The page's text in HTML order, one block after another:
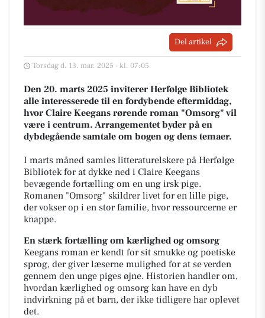
Del artikel
Torsdag d. 13. mar. 2025 - kl. 07:05
Den 20. marts 2025 inviterer Herfølge Bibliotek
alle interesserede til en fordybende eftermiddag,
hvor Claire Keegans rørende roman "Omsorg" vil
være i centrum. Arrangementet byder på en
dybdegående samtale om bogen og dens temaer.
I marts måned samles litteraturelskere på Herfølge
Bibliotek for at dykke ned i Claire Keegans
bevægende fortælling om en ung irsk pige.
Romanen "Omsorg" skildrer livet for en lille pige,
der vokser op i en stor familie, hvor ressourcerne er
knappe.
En stærk fortælling om kærlighed og omsorg
Keegans roman er kendt for sit smukke og poetiske
sprog, der giver læserne mulighed for at se verden
gennem den unge piges øjne. Historien handler om,
hvordan kærlighed og omsorg kan have en dyb
indvirkning på et barn, der ikke tidligere har oplevet
det.